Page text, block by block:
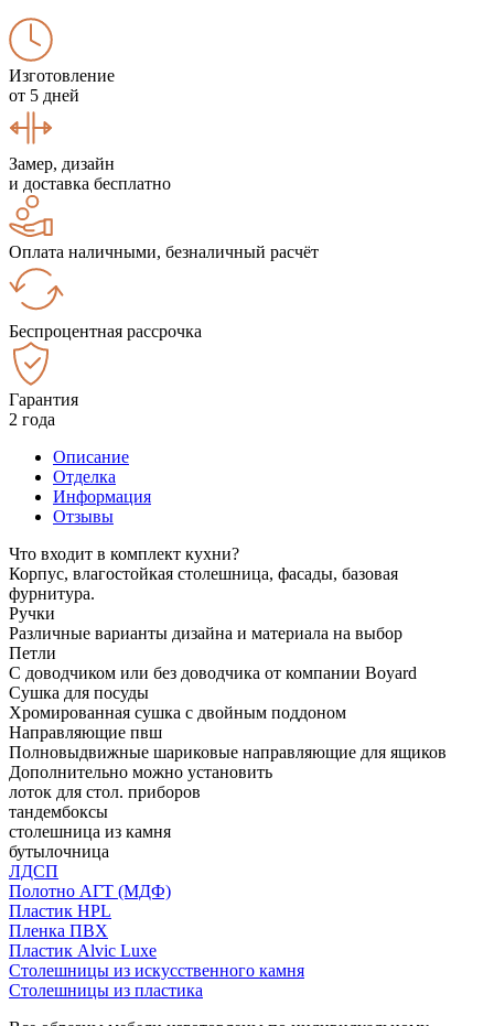
Изготовление
от 5 дней
Замер, дизайн
и доставка бесплатно
Оплата наличными, безналичный расчёт
Беспроцентная рассрочка
Гарантия
2 года
Описание
Отделка
Информация
Отзывы
Что входит в комплект кухни?
Корпус, влагостойкая столешница, фасады, базовая
фурнитура.
Ручки
Различные варианты дизайна и материала на выбор
Петли
С доводчиком или без доводчика от компании Boyard
Сушка для посуды
Хромированная сушка с двойным поддоном
Направляющие пвш
Полновыдвижные шариковые направляющие для ящиков
Дополнительно можно установить
лоток для стол. приборов
тандембоксы
столешница из камня
бутылочница
ЛДСП
Полотно АГТ (МДФ)
Пластик HPL
Пленка ПВХ
Пластик Alvic Luxe
Столешницы из искусственного камня
Столешницы из пластика